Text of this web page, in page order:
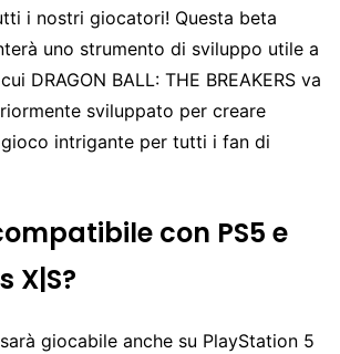
i nostri giocatori! Questa beta
uno strumento di sviluppo utile a
DRAGON BALL: THE BREAKERS va
sviluppato per creare
gioco intrigante per tutti i fan di
con PS5 e
X|S?
giocabile anche su PlayStation 5